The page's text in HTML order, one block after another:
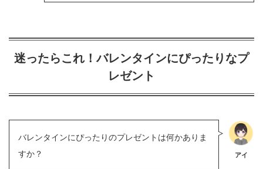
迷ったらこれ！バレンタインにぴったりなプ
レゼント
バレンタインにぴったりのプレゼントは何かありま
すか？
アイ